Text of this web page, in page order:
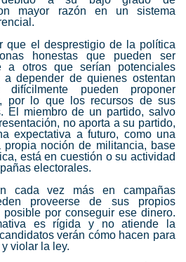
mayor razón en un sistema
que el desprestigio de la política
honestas que pueden ser
a otros que serían potenciales
depender de quienes ostentan
pueden proponer
por lo que los recursos de sus
El miembro de un partido, salvo
no aporta a su partido,
expectativa a futuro, como una
propia noción de militancia, base
está en cuestión o su actividad
electorales.
cada vez más en campañas
proveerse de sus propios
por conseguir ese dinero.
es rígida y no atiende la
verán cómo hacen para
violar la ley.